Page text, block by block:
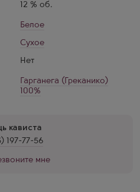
12 % об.
Белое
Сухое
Нет
Гарганега (Греканико)
100%
кависта
197-77-56
мне